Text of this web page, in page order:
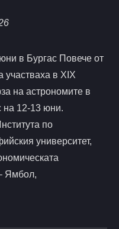
в Бургас Повече от
участваха в XIX
на астрономите в
на 12-13 юни.
по
университет,
Ямбол,